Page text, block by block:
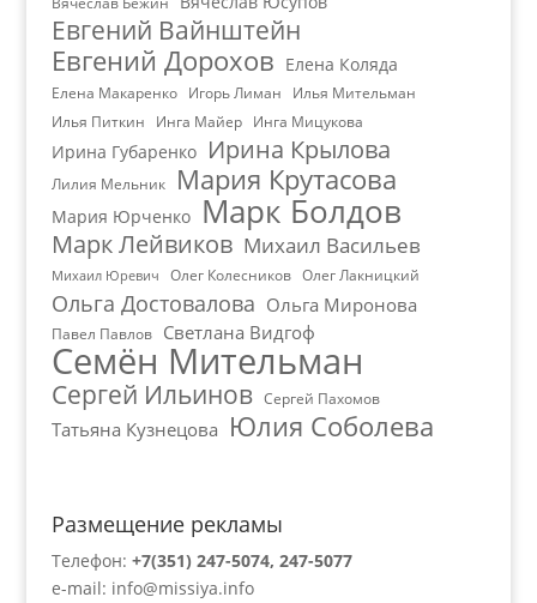
Евгений Вайнштейн
Евгений Дорохов Елена Коляда
Елена Макаренко Игорь Лиман
Илья Мительман
Илья Питкин
Инга Майер Инга Мицукова
Ирина Губаренко Ирина Крылова
Лилия Мельник Мария Крутасова
Мария Юрченко Марк Болдов
Марк Лейвиков Михаил Васильев
Михаил Юревич Олег Колесников Олег Лакницкий
Ольга Достовалова Ольга Миронова
Павел Павлов Светлана Видгоф
Семён Мительман
Сергей Ильинов Сергей Пахомов
Татьяна Кузнецова Юлия Соболева
Размещение рекламы
Телефон: +7(351) 247-5074, 247-5077
e-mail: info@missiya.info